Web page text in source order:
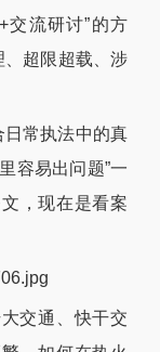
交流研讨”的方
超限超载、涉
常执法中的真
容易出问题”一
，现在是看案
交通、快干交